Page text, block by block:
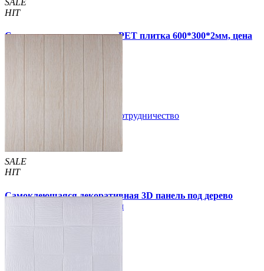
SALE
HIT
Самоклеящаяся стеновая PET плитка 600*300*2мм, цена
Сотрудничество
SALE
HIT
Самоклеющаяся декоративная 3D панель под дерево
молочный дуб 700x700x5мм
160 грн.